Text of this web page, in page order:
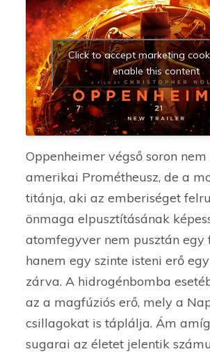
Click to accept marketing
enable this content
Oppenheimer végső soron
amerikai Prométheusz, de a
titánja, aki az emberiséget
önmaga elpusztításának
atomfegyver nem pusztán egy
hanem egy szinte isteni erő
zárva. A hidrogénbomba
az a magfúziós erő, mely a
csillagokat is táplálja. Ám
sugarai az életet jelentik